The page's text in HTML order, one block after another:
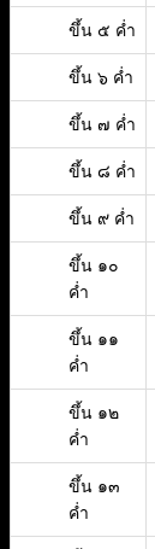
ขึ้น ๕ ค่ำ
ขึ้น ๖ ค่ำ
ขึ้น ๗ ค่ำ
ขึ้น ๘ ค่ำ
ขึ้น ๙ ค่ำ
ขึ้น ๑๐
ค่ำ
ขึ้น ๑๑
ค่ำ
ขึ้น ๑๒
ค่ำ
ขึ้น ๑๓
ค่ำ